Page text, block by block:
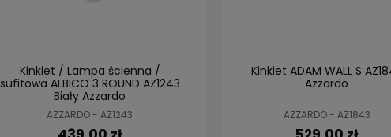
Kinkiet / Lampa ścienna /
sufitowa ALBICO 3 ROUND AZ1243
Biały Azzardo
AZZARDO - AZ1243
Kinkiet ADAM WALL S
Azzardo
AZZARDO - AZ1843